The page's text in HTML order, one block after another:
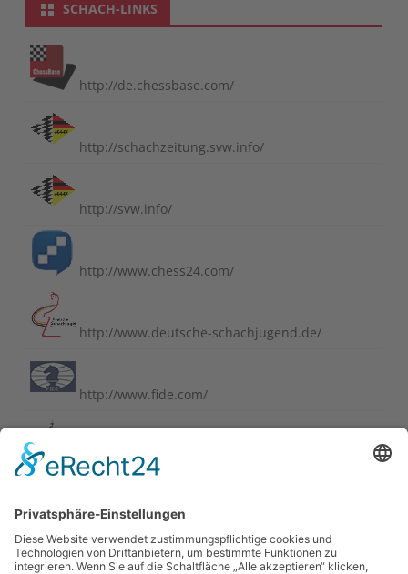
SCHACH-LINKS
http://de.chessbase.com/
http://schachzeitung.svw.info/
http://svw.info/
http://www.chess24.com/
http://www.deutsche-schachjugend.de/
http://www.fide.com/
http://www.schachbund.de/
http://www.schachbundesliga.de/